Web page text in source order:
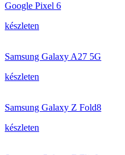
Google Pixel 6
készleten
Samsung Galaxy A27 5G
készleten
Samsung Galaxy Z Fold8
készleten